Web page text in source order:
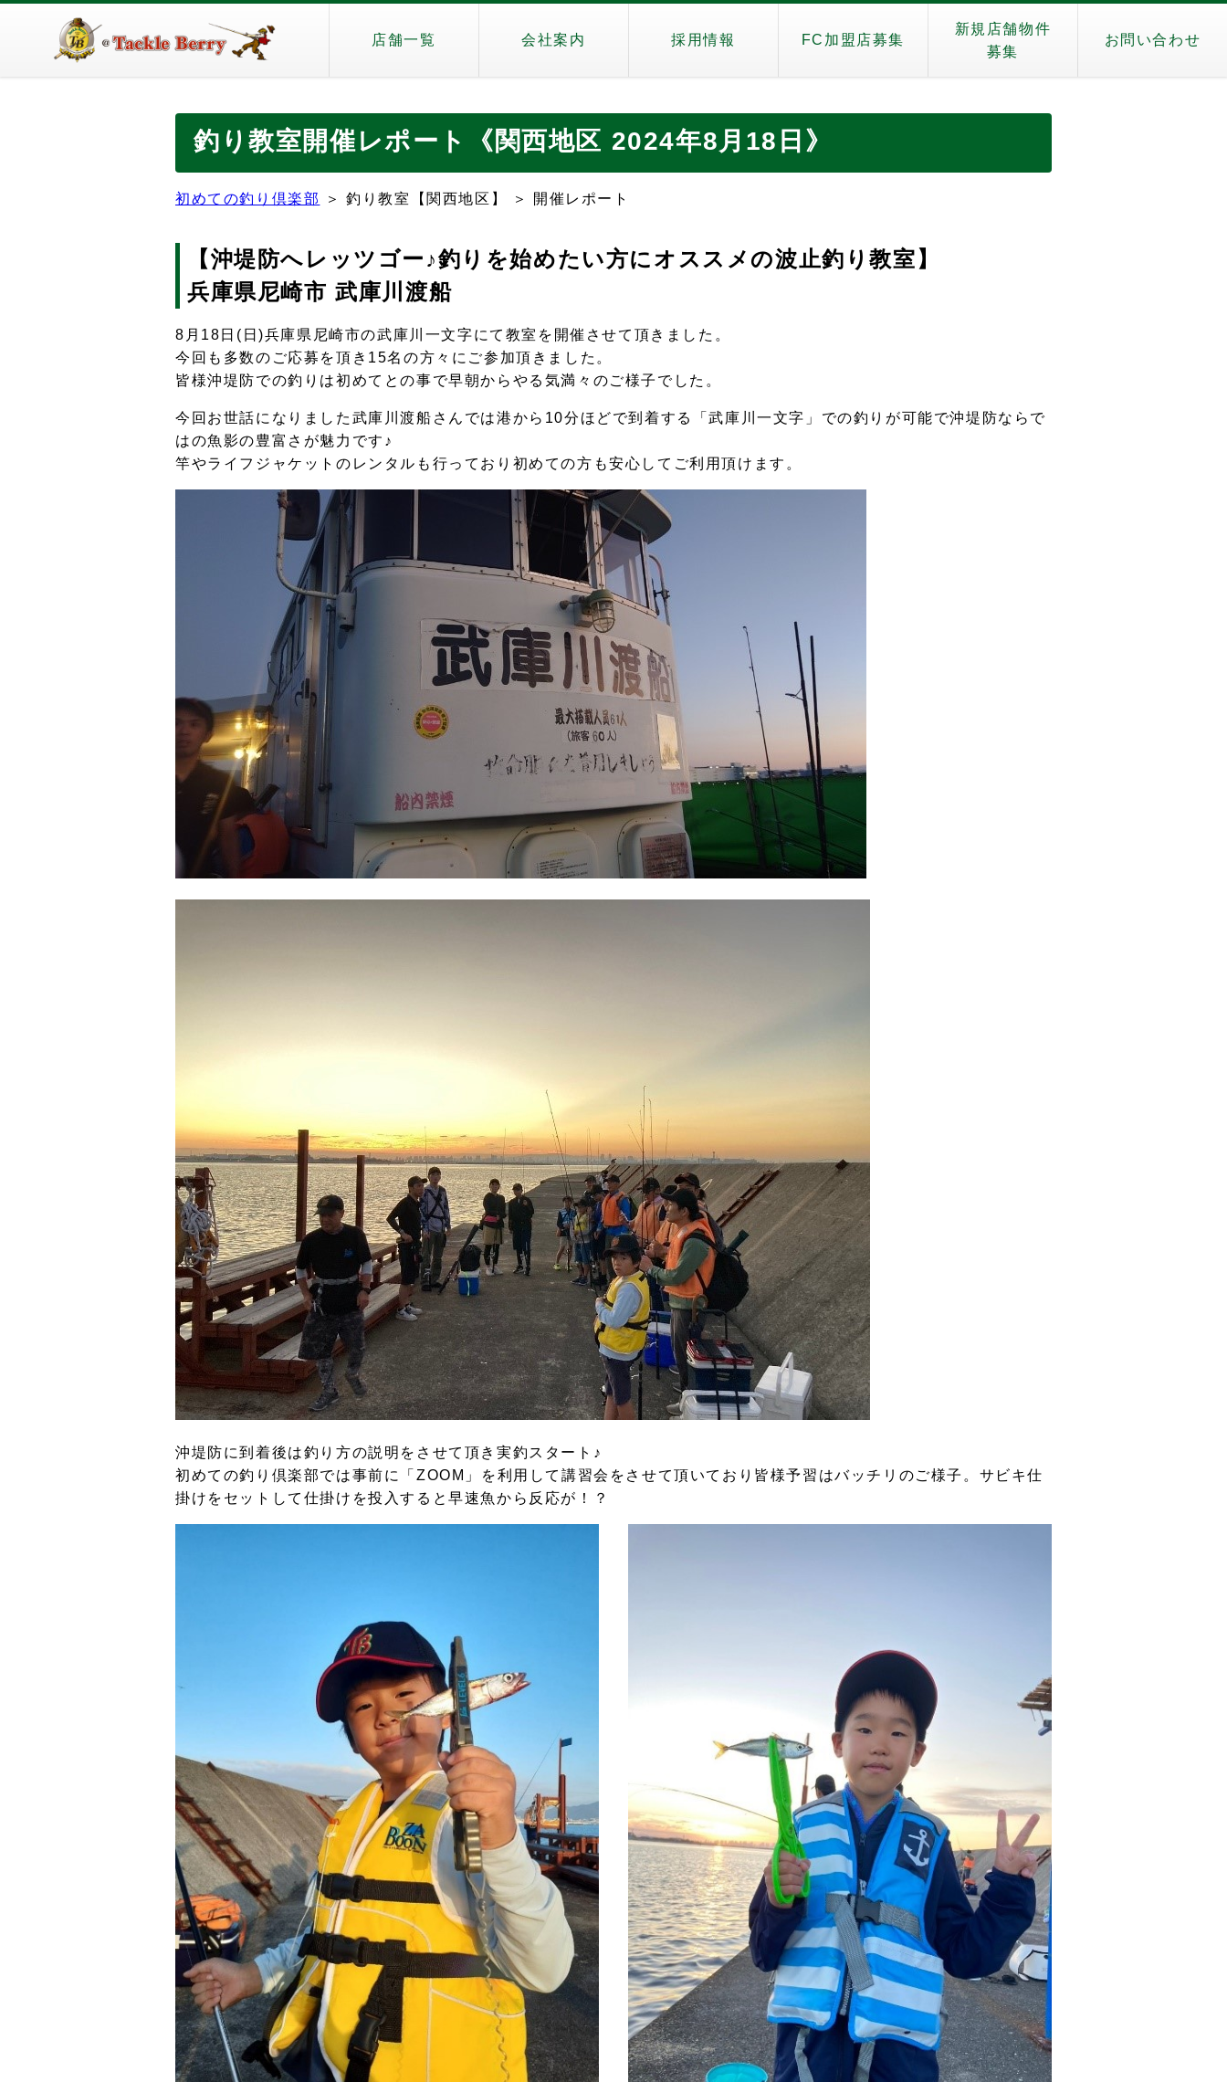
店舗一覧 会社案内 採用情報 FC加盟店募集
新規店舗物件
募集
お問い合わせ
釣り教室開催レポート《関西地区 2024年8月18日》
初めての釣り倶楽部 ＞釣り教室【関西地区】 ＞ 開催レポート
【沖堤防へレッツゴー♪釣りを始めたい方にオススメの波止釣り教室】
兵庫県尼崎市 武庫川渡船
8月18日(日)兵庫県尼崎市の武庫川一文字にて教室を開催させて頂きました。
今回も多数のご応募を頂き15名の方々にご参加頂きました。
皆様沖堤防での釣りは初めてとの事で早朝からやる気満々のご様子でした。
今回お世話になりました武庫川渡船さんでは港から10分ほどで到着する「武庫川一文字」での釣りが可能で沖堤防ならで
はの魚影の豊富さが魅力です♪
竿やライフジャケットのレンタルも行っており初めての方も安心してご利用頂けます。
沖堤防に到着後は釣り方の説明をさせて頂き実釣スタート♪
初めての釣り倶楽部では事前に「ZOOM」を利用して講習会をさせて頂いており皆様予習はバッチリのご様子。サビキ仕
掛けをセットして仕掛けを投入すると早速魚から反応が！？